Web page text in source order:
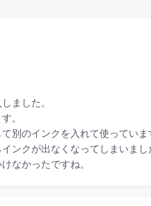
ました。
。
別のインクを入れて使っていま
ンクが出なくなってしまいまし
なかったですね。